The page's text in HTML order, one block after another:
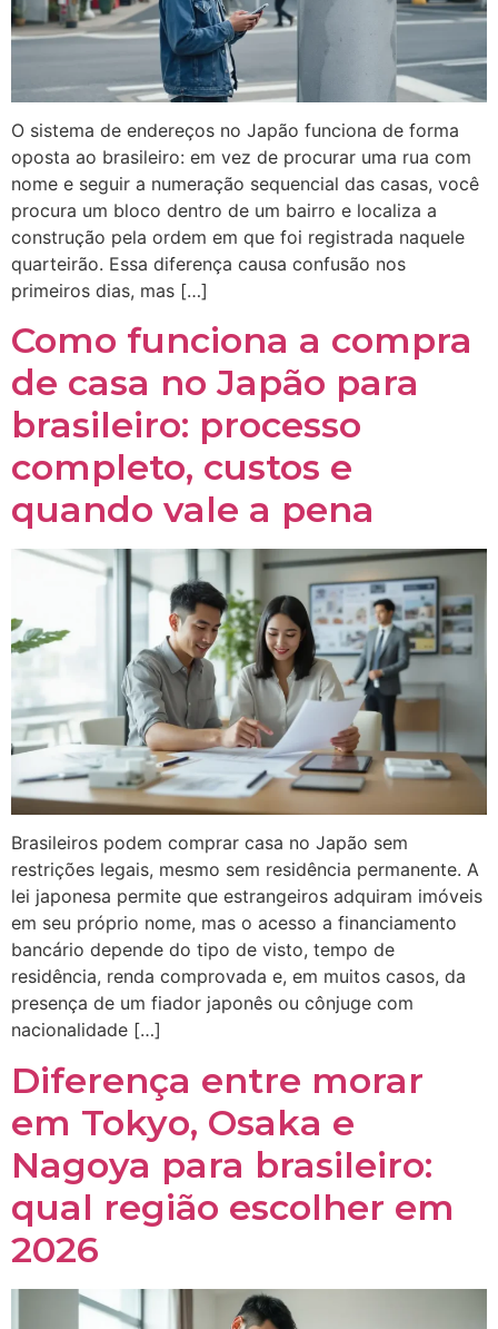
O sistema de endereços no Japão funciona de forma
oposta ao brasileiro: em vez de procurar uma rua com
nome e seguir a numeração sequencial das casas, você
procura um bloco dentro de um bairro e localiza a
construção pela ordem em que foi registrada naquele
quarteirão. Essa diferença causa confusão nos
primeiros dias, mas […]
Como funciona a compra
de casa no Japão para
brasileiro: processo
completo, custos e
quando vale a pena
Brasileiros podem comprar casa no Japão sem
restrições legais, mesmo sem residência permanente. A
lei japonesa permite que estrangeiros adquiram imóveis
em seu próprio nome, mas o acesso a financiamento
bancário depende do tipo de visto, tempo de
residência, renda comprovada e, em muitos casos, da
presença de um fiador japonês ou cônjuge com
nacionalidade […]
Diferença entre morar
em Tokyo, Osaka e
Nagoya para brasileiro:
qual região escolher em
2026